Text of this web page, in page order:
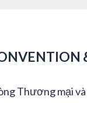
Thương mại